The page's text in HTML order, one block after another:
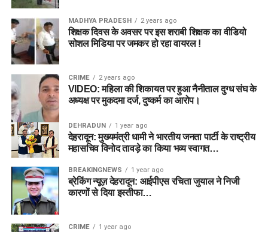
MADHYA PRADESH 2 years ago
शिक्षक दिवस के अवसर पर इस शराबी शिक्षक का वीडियो
सोशल मिडिया पर जमकर हो रहा वायरल !
CRIME 2 years ago
VIDEO: महिला की शिकायत पर हुआ नैनीताल दुग्ध संघ के
अध्यक्ष पर मुकदमा दर्ज, दुष्कर्म का आरोप।
DEHRADUN 1 year ago
देहरादून: मुख्यमंत्री धामी ने भारतीय जनता पार्टी के राष्ट्रीय
महासचिव विनोद तावड़े का किया भव्य स्वागत…
BREAKINGNEWS 1 year ago
ब्रेकिंग न्यूज़ देहरादून: आईपीएस रचिता जुयाल ने निजी
कारणों से दिया इस्तीफा…
CRIME 1 year ago